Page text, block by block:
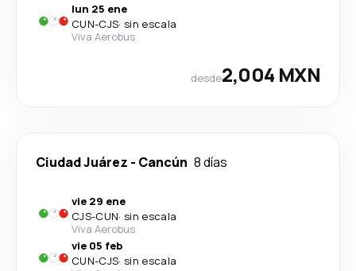
lun 25 ene
CUN-CJS· sin escala
Viva Aerobus
desde2,004 MXN
Ciudad Juárez - Cancún 8 días
vie 29 ene
CJS-CUN· sin escala
Viva Aerobus
vie 05 feb
CUN-CJS· sin escala